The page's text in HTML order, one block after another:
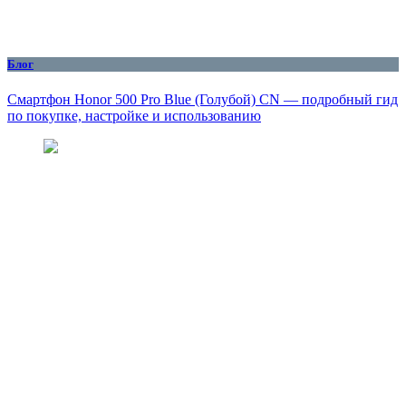
Блог
Смартфон Honor 500 Pro Blue (Голубой) CN — подробный гид
по покупке, настройке и использованию